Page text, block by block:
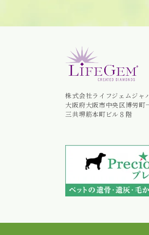
株式会社ライフジェムジャ
大阪府大阪市中央区博労町
三共堺筋本町ビル８階